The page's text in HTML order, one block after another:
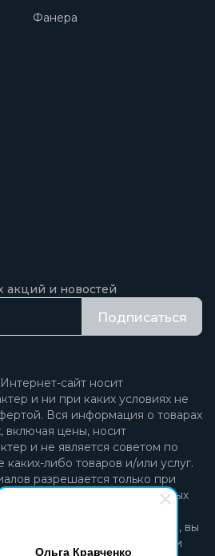
Ольга Кравченко
Фанера
акций и новостей
Подписаться
сайт носит
и ни при каких условиях не
Вся информация о товарах
включая цены, носит
и не является советом по
либо товаров и/или услуг.
разрешается только при
открытой для поисковых
непосредственный адрес
пользоваться сайтом, вы
персональных данных
и